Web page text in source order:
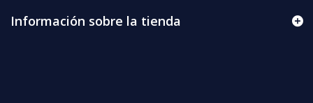
Información sobre la tienda